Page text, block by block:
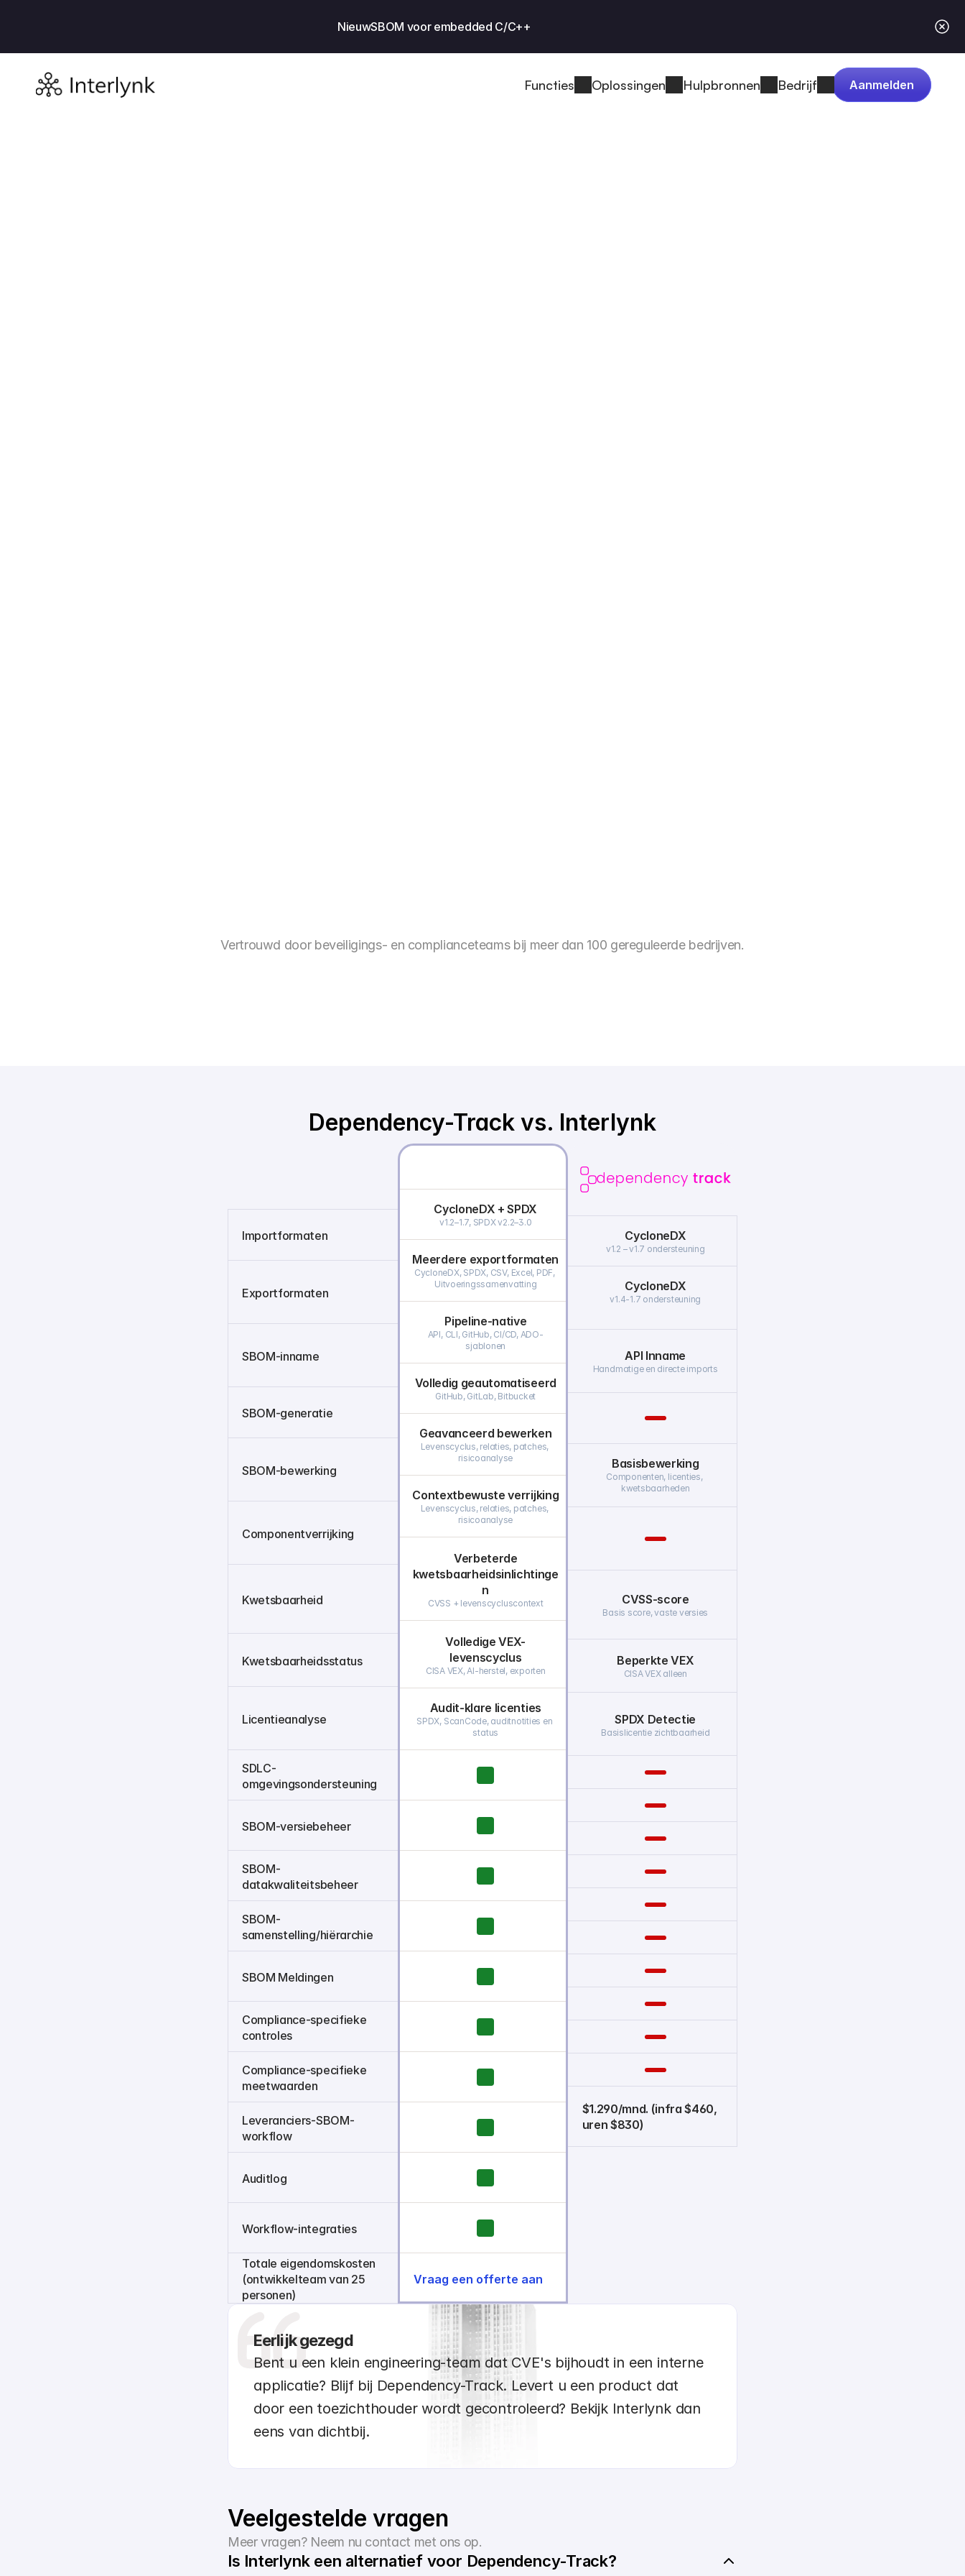
NieuwSBOM voor embedded C/C++
Functies Oplossingen Hulpbronnen Bedrijf Aanmelden
Vertrouwd door beveiligings- en complianceteams bij meer dan 100 gereguleerde bedrijven.
Importformaten
Exportformaten
SBOM-inname
SBOM-generatie
SBOM-bewerking
Componentverrijking
Kwetsbaarheid
Kwetsbaarheidsstatus
Licentieanalyse
SDLC-
omgevingsondersteuning
SBOM-versiebeheer
SBOM-
datakwaliteitsbeheer
SBOM-
samenstelling/hiërarchie
SBOM Meldingen
Compliance-specifieke
controles
Compliance-specifieke
meetwaarden
Leveranciers-SBOM-
workflow
Auditlog
Workflow-integraties
Totale eigendomskosten
(ontwikkelteam van 25
personen)
CycloneDX + SPDX
v1.2–1.7, SPDX v2.2–3.0
Meerdere exportformaten
CycloneDX, SPDX, CSV, Excel, PDF,
Uitvoeringssamenvatting
Pipeline-native
API, CLI, GitHub, CI/CD, ADO-
sjablonen
Volledig geautomatiseerd
GitHub, GitLab, Bitbucket
Geavanceerd bewerken
Levenscyclus, relaties, patches,
risicoanalyse
Contextbewuste verrijking
Levenscyclus, relaties, patches,
risicoanalyse
Verbeterde
kwetsbaarheidsinlichtinge
n
CVSS + levenscycluscontext
Volledige VEX-
levenscyclus
CISA VEX, AI-herstel, exporten
Audit-klare licenties
SPDX, ScanCode, auditnotities en
status
Vraag een offerte aan
CycloneDX
v1.2 – v1.7 ondersteuning
CycloneDX
v1.4-1.7 ondersteuning
API Inname
Handmatige en directe imports
Basisbewerking
Componenten, licenties,
kwetsbaarheden
CVSS-score
Basis score, vaste versies
Beperkte VEX
CISA VEX alleen
SPDX Detectie
Basislicentie zichtbaarheid
$1.290/mnd. (infra $460,
uren $830)
Dependency-Track vs. Interlynk
Eerlijk gezegd
Bent u een klein engineering-team dat CVE's bijhoudt in een interne
applicatie? Blijf bij Dependency-Track. Levert u een product dat
door een toezichthouder wordt gecontroleerd? Bekijk Interlynk dan
eens van dichtbij.
Veelgestelde vragen
Meer vragen? Neem nu contact met ons op.
Is Interlynk een alternatief voor Dependency-Track?